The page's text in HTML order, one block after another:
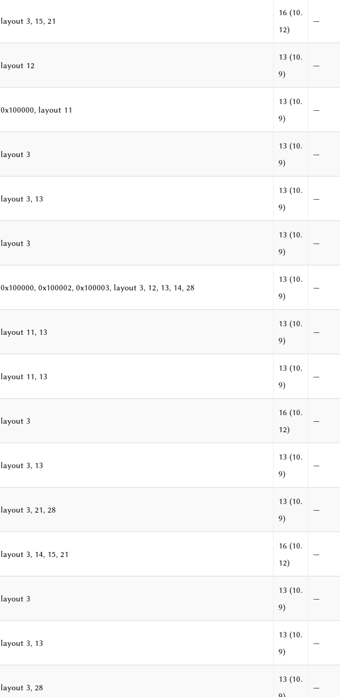
layout 3, 15, 21
16 (10.
12)
—
layout 12
13 (10.
9)
—
0x100000, layout 11
13 (10.
9)
—
layout 3
13 (10.
9)
—
layout 3, 13
13 (10.
9)
—
layout 3
13 (10.
9)
—
0x100000, 0x100002, 0x100003, layout 3, 12, 13, 14, 28
13 (10.
9)
—
layout 11, 13
13 (10.
9)
—
layout 11, 13
13 (10.
9)
—
layout 3
16 (10.
12)
—
layout 3, 13
13 (10.
9)
—
layout 3, 21, 28
13 (10.
9)
—
layout 3, 14, 15, 21
16 (10.
12)
—
layout 3
13 (10.
9)
—
layout 3, 13
13 (10.
9)
—
layout 3, 28
13 (10.
—